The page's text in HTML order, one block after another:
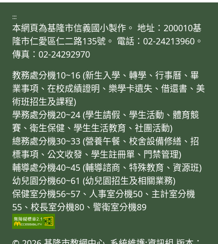
:::
本網頁為基隆市信義國小製作。 地址：200010基
隆市仁愛區仁二路135號。 電話：02-24213960。
傳真：02-24292970
教務處分機10~16 (新生入學、轉學、行事曆、畢
業事項、在校成績證明、樂學卡遺失、借還書、美
術班招生及課程)
學務處分機20~24 (學生請假、學生活動、體育競
賽、衛生保健、學生生活教育、社團活動)
總務處分機30~33 (營養午餐、校舍設備修繕、招
標事項、公文收發、學生註冊單、門禁管理)
輔導處分機40~45 (輔導諮商、特殊教育、資源班)
幼兒園分機60~61 (幼兒園招生及相關業務)
保健室分機56~57、人事室分機50、主計室分機
55、校長室分機80、警衛室分機89